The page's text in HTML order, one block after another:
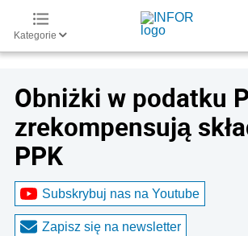
Kategorie
Obniżki w podatku
zrekompensują
PPK
Subskrybuj nas na Youtube
Zapisz się na newsletter